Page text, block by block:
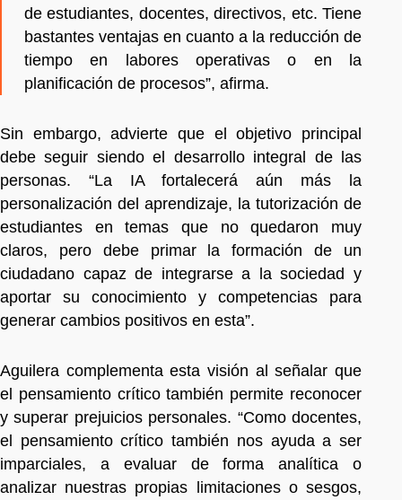
de estudiantes, docentes, directivos, etc. Tiene
bastantes ventajas en cuanto a la reducción de
tiempo en labores operativas o en la
planificación de procesos”, afirma.
Sin embargo, advierte que el objetivo principal
debe seguir siendo el desarrollo integral de las
personas. “La IA fortalecerá aún más la
personalización del aprendizaje, la tutorización de
estudiantes en temas que no quedaron muy
claros, pero debe primar la formación de un
ciudadano capaz de integrarse a la sociedad y
aportar su conocimiento y competencias para
generar cambios positivos en esta”.
Aguilera complementa esta visión al señalar que
el pensamiento crítico también permite reconocer
y superar prejuicios personales. “Como docentes,
el pensamiento crítico también nos ayuda a ser
imparciales, a evaluar de forma analítica o
analizar nuestras propias limitaciones o sesgos,